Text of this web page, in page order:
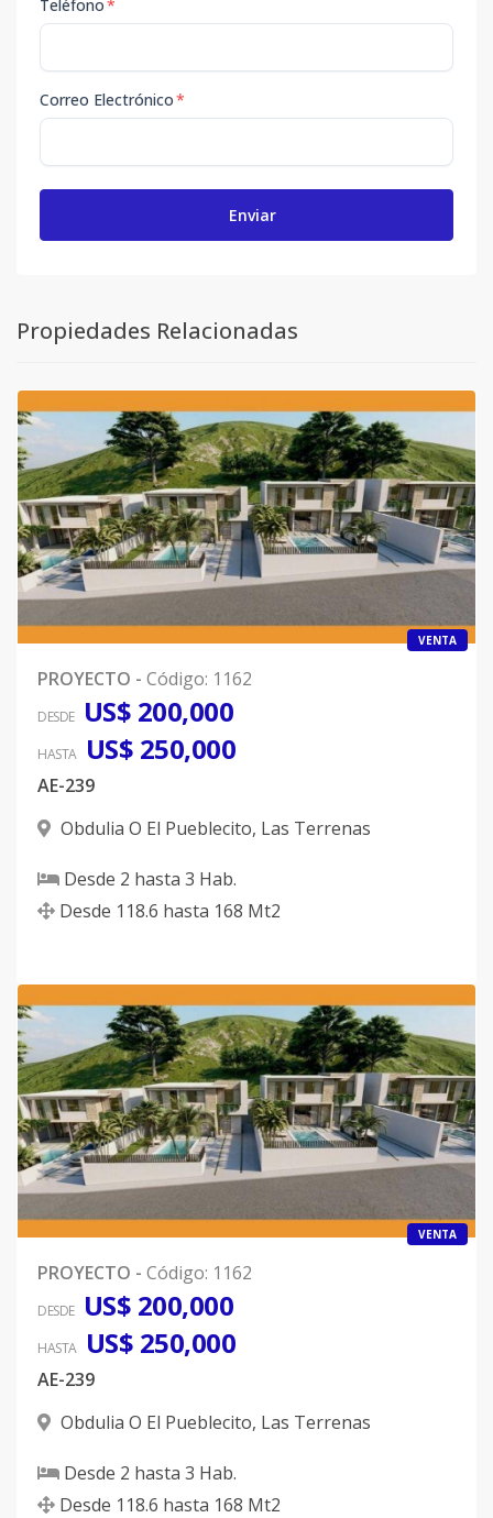
Teléfono*
Correo Electrónico*
Enviar
Propiedades Relacionadas
VENTA
PROYECTO - Código: 1162
DESDE US$ 200,000
HASTA US$ 250,000
AE-239
Obdulia O El Pueblecito, Las Terrenas
Desde 2 hasta 3 Hab.
Desde 118.6 hasta 168 Mt2
VENTA
PROYECTO - Código: 1162
DESDE US$ 200,000
HASTA US$ 250,000
AE-239
Obdulia O El Pueblecito, Las Terrenas
Desde 2 hasta 3 Hab.
Desde 118.6 hasta 168 Mt2